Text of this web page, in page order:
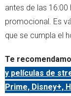
antes de las
promocional. Es
que se cumpla el
Te
y películas de
Prime, Disney+,